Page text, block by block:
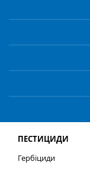
ПЕСТИЦИДИ
Гербіциди